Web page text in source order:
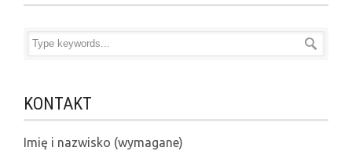
KONTAKT
Imię i nazwisko (wymagane)